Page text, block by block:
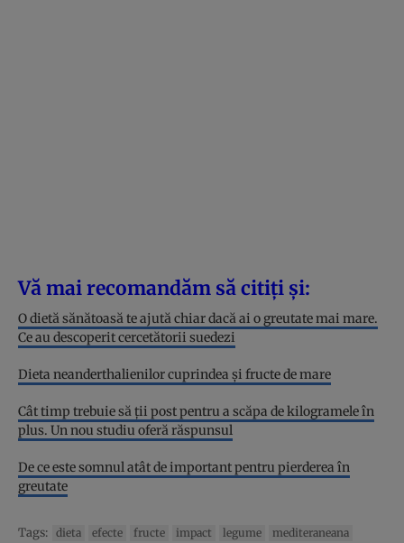
Vă mai recomandăm să citiți și:
O dietă sănătoasă te ajută chiar dacă ai o greutate mai mare.
Ce au descoperit cercetătorii suedezi
Dieta neanderthalienilor cuprindea şi fructe de mare
Cât timp trebuie să ții post pentru a scăpa de kilogramele în
plus. Un nou studiu oferă răspunsul
De ce este somnul atât de important pentru pierderea în
greutate
Tags: dieta efecte fructe impact legume
mediteraneana